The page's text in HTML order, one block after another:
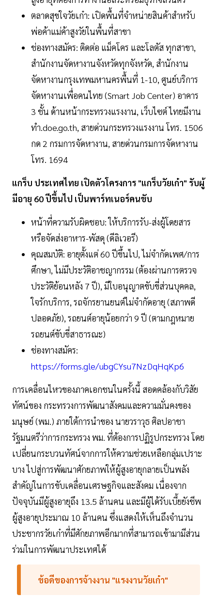
ตลาดสุขใจวัยเก๋า: เปิดพื้นที่จำหน่ายสินค้าสำหรับ
พ่อค้าแม่ค้าสูงวัยในพื้นที่สาขา
ช่องทางสมัคร: ติดต่อ แม็คโคร และโลตัส ทุกสาขา,
สำนักงานจัดหางานจังหวัดทุกจังหวัด, สำนักงาน
จัดหางานกรุงเทพมหานครพื้นที่ 1-10, ศูนย์บริการ
จัดหางานเพื่อคนไทย (Smart Job Center) อาคาร
3 ชั้น ด้านหน้ากระทรวงแรงงาน, เว็บไซต์ ไทยมีงาน
ทำ.doe.go.th, สายด่วนกระทรวงแรงงาน โทร. 1506
กด 2 กรมการจัดหางาน, สายด่วนกรมการจัดหางาน
โทร. 1694
แกร็บ ประเทศไทย เปิดตัวโครงการ "แกร็บวัยเก๋า" รับผู้
มีอายุ 60 ปีขึ้นไป เป็นพาร์ทเนอร์คนขับ
หน้าที่ความรับผิดชอบ: ให้บริการรับ-ส่งผู้โดยสาร
หรือจัดส่งอาหาร-พัสดุ (ดีลิเวอรี)
คุณสมบัติ: อายุตั้งแต่ 60 ปีขึ้นไป, ไม่จำกัดเพศ/การ
ศึกษา, ไม่มีประวัติอาชญากรรม (ต้องผ่านการตรวจ
ประวัติย้อนหลัง 7 ปี), มีใบอนุญาตขับขี่ส่วนบุคคล,
ใจรักบริการ, รถจักรยานยนต์ไม่จำกัดอายุ (สภาพดี
ปลอดภัย), รถยนต์อายุน้อยกว่า 9 ปี (ตามกฎหมาย
รถยนต์ขับขี่สาธารณะ)
ช่องทางสมัคร:
https://forms.gle/ubgCYsu7NzDqHqKp6
การเคลื่อนไหวของภาคเอกชนในครั้งนี้ สอดคล้องกับวิสัย
ทัศน์ของ กระทรวงการพัฒนาสังคมและความมั่นคงของ
มนุษย์ (พม.) ภายใต้การนำของ นายวราวุธ ศิลปอาชา
รัฐมนตรีว่าการกระทรวง พม. ที่ต้องการปฏิรูปกระทรวง โดย
เปลี่ยนกระบวนทัศน์จากการให้ความช่วยเหลือกลุ่มเปราะ
บาง ไปสู่การพัฒนาศักยภาพให้ผู้สูงอายุกลายเป็นพลัง
สำคัญในการขับเคลื่อนเศรษฐกิจและสังคม เนื่องจาก
ปัจจุบันมีผู้สูงอายุถึง 13.5 ล้านคน และมีผู้ได้รับเบี้ยยังชีพ
ผู้สูงอายุประมาณ 10 ล้านคน ซึ่งแสดงให้เห็นถึงจำนวน
ประชากรวัยเก๋าที่มีศักยภาพอีกมากที่สามารถเข้ามามีส่วน
ร่วมในการพัฒนาประเทศได้
ข้อดีของการจ้างงาน "แรงงานวัยเก๋า"